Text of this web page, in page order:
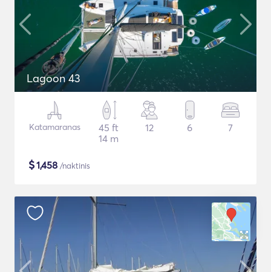
Lagoon 43
Katamaranas
45 ft
14 m
12 6 7
$1,458 /naktinis